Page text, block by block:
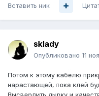
Вставить ник
sklady
Опубликовано 11
Потом к этому кабелю
нарастающей, пока клей